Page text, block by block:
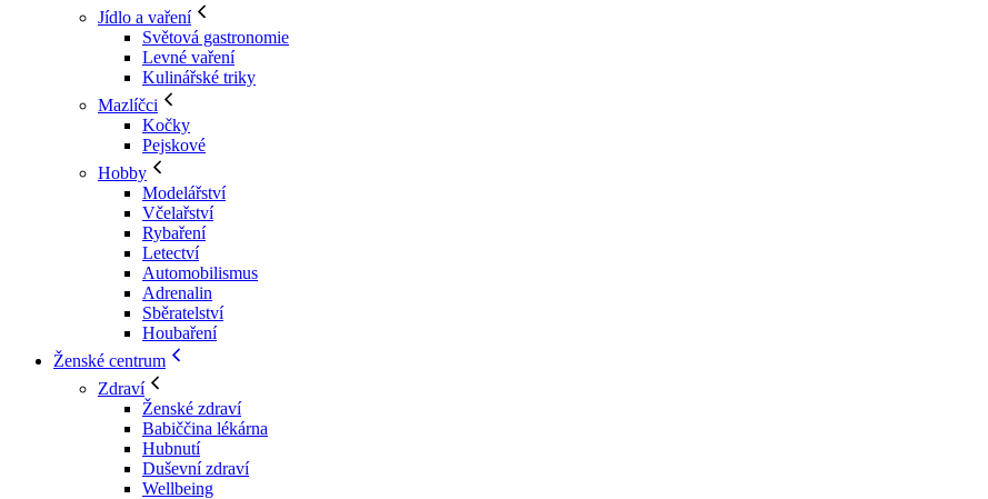
Jídlo a vaření
Světová gastronomie
Levné vaření
Kulinářské triky
Mazlíčci
Kočky
Pejskové
Hobby
Modelářství
Včelařství
Rybaření
Letectví
Automobilismus
Adrenalin
Sběratelství
Houbaření
Ženské centrum
Zdraví
Ženské zdraví
Babiččina lékárna
Hubnutí
Duševní zdraví
Wellbeing